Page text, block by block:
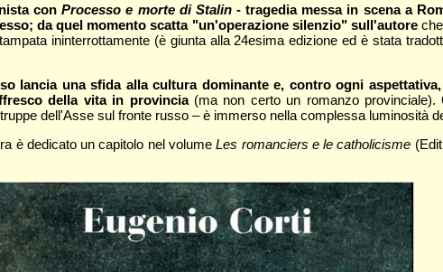
conProcesso e morte di Stalin- tragedia messa in scena a
da quel momento scatta "un'operazione silenzio" sull'autoreche
ininterrottamente (è giunta alla 24esima edizione ed è stata
lancia una sfida alla cultura dominante e, contro ogni
della vita in provincia(ma non certo un romanzo provinciale).
dell'Asse sul fronte russo – è immerso nella complessa
è dedicato un capitolo nel volumeLes romanciers e le catholicisme